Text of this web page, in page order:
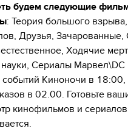
будем следующие
: Теория большого
Друзья, Зачарованные,
Ходячие
Сериалы Марвел\DC
событий Киноночи в
в 02.00. Готовьте
кинофильмов и сериалов